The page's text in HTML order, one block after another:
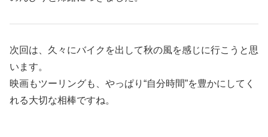
次回は、久々にバイクを出して秋の風を感じに行こうと思
います。
映画もツーリングも、やっぱり“自分時間”を豊かにしてく
れる大切な相棒ですね。